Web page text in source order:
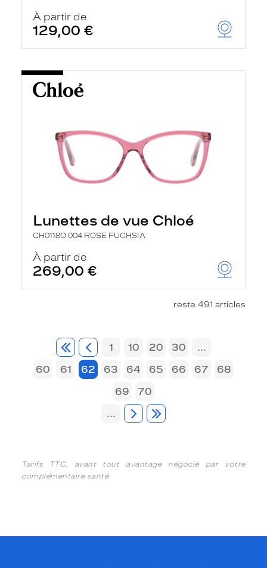
À partir de
129,00 €
Lunettes de vue Chloé
CH0118O 004 ROSE FUCHSIA
À partir de
269,00 €
reste 491 articles
1 10 20 30
...
60
61 62 63 64 65 66 67
68
69
70
...
Tarifs TTC, avant tout avantage négocié par votre
complémentaire santé